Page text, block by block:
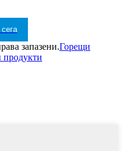
запазени.Горещи
продукти